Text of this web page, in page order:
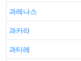
과레나스
과카라
과티레